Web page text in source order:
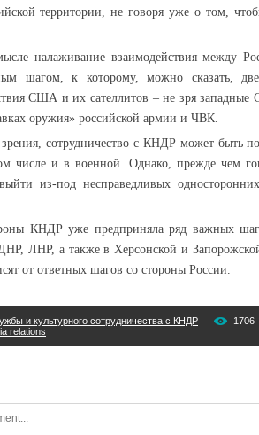
территории, не говоря уже о том,
налаживание взаимодействия между
шагом, к которому, можно сказать,
США и их сателлитов – не зря
оружия» российской армии и ЧВК.
сотрудничество с КНДР может быть
числе и в военной. Однако, прежде чем
из-под несправедливых
КНДР уже предприняла ряд важных
ЛНР, а также в Херсонской и
от ответных шагов со стороны России.
и культурного сотрудничества с КНДР 1706
relations